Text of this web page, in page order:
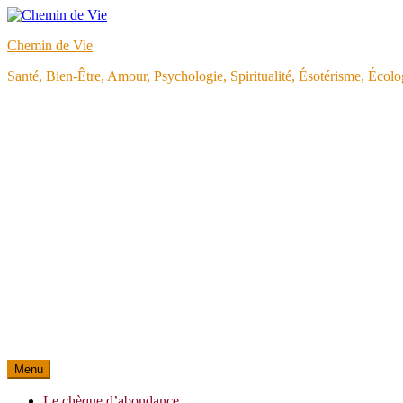
Aller
contenu
Chemin de Vie
Santé, Bien-Être, Amour, Psychologie, Spiritualité, Ésotérisme,
Menu